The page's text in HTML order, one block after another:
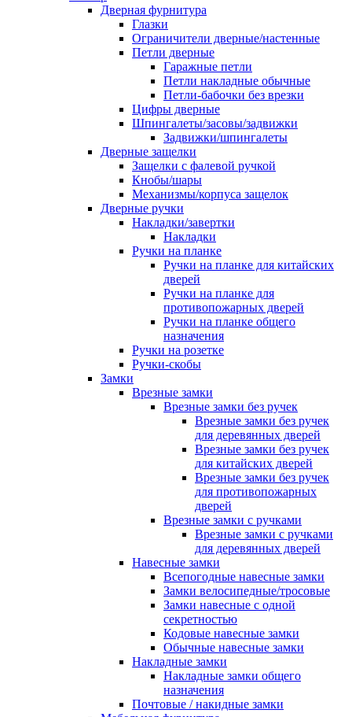
Дверная фурнитура
Глазки
Ограничители дверные/настенные
Петли дверные
Гаражные петли
Петли накладные обычные
Петли-бабочки без врезки
Цифры дверные
Шпингалеты/засовы/задвижки
Задвижки/шпингалеты
Дверные защелки
Защелки с фалевой ручкой
Кнобы/шары
Механизмы/корпуса защелок
Дверные ручки
Накладки/завертки
Накладки
Ручки на планке
Ручки на планке для китайских
дверей
Ручки на планке для
противопожарных дверей
Ручки на планке общего
назначения
Ручки на розетке
Ручки-скобы
Замки
Врезные замки
Врезные замки без ручек
Врезные замки без ручек
для деревянных дверей
Врезные замки без ручек
для китайских дверей
Врезные замки без ручек
для противопожарных
дверей
Врезные замки с ручками
Врезные замки с ручками
для деревянных дверей
Навесные замки
Всепогодные навесные замки
Замки велосипедные/тросовые
Замки навесные с одной
секретностью
Кодовые навесные замки
Обычные навесные замки
Накладные замки
Накладные замки общего
назначения
Почтовые / накидные замки